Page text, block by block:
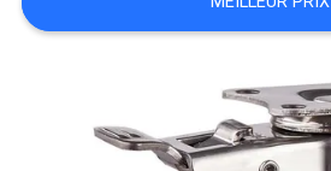
DEMANDEZ
CITATION